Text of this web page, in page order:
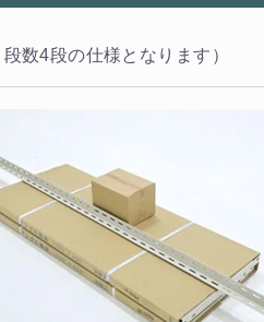
数4段の仕様となります）